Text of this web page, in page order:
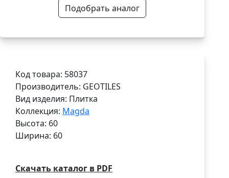
Подобрать аналог
Код товара: 58037
Производитель: GEOTILES
Вид изделия: Плитка
Коллекция: Magda
Высота: 60
Ширина: 60
Скачать каталог в PDF